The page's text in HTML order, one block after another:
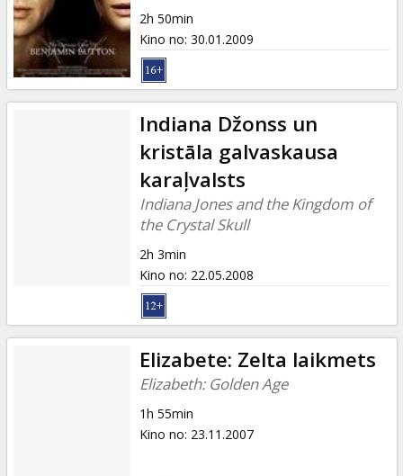
2h 50min
Kino no: 30.01.2009
Indiana Džonss un
kristāla galvaskausa
karaļvalsts
Indiana Jones and the Kingdom of
the Crystal Skull
2h 3min
Kino no: 22.05.2008
Elizabete: Zelta laikmets
Elizabeth: Golden Age
1h 55min
Kino no: 23.11.2007